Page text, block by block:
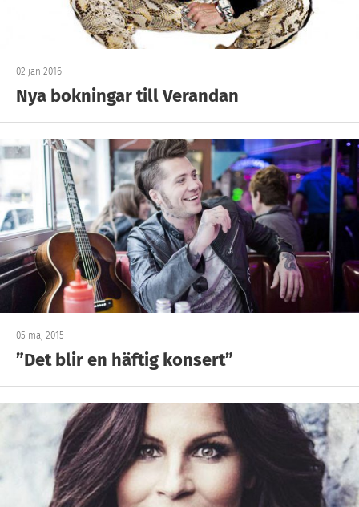
02 jan 2016
Nya bokningar till Verandan
05 maj 2015
”Det blir en häftig konsert”